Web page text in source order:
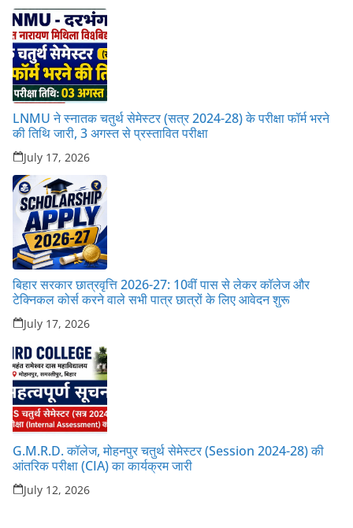
LNMU ने स्नातक चतुर्थ सेमेस्टर (सत्र 2024-28) के परीक्षा फॉर्म भरने
की तिथि जारी, 3 अगस्त से प्रस्तावित परीक्षा
July 17, 2026
बिहार सरकार छात्रवृत्ति 2026-27: 10वीं पास से लेकर कॉलेज और
टेक्निकल कोर्स करने वाले सभी पात्र छात्रों के लिए आवेदन शुरू
July 17, 2026
G.M.R.D. कॉलेज, मोहनपुर चतुर्थ सेमेस्टर (Session 2024-28) की
आंतरिक परीक्षा (CIA) का कार्यक्रम जारी
July 12, 2026